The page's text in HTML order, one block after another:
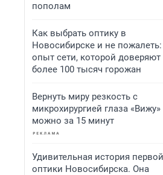
пополам
Как выбрать оптику в
Новосибирске и не пожалеть:
опыт сети, которой доверяют
более 100 тысяч горожан
Вернуть миру резкость с
микрохирургией глаза «Вижу»
можно за 15 минут
Удивительная история первой
оптики Новосибирска. Она